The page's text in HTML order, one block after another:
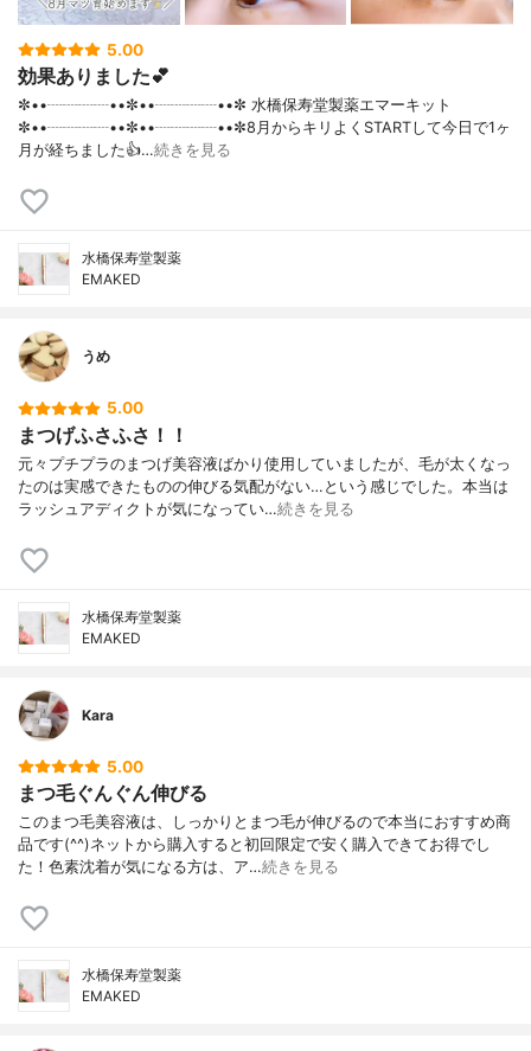
5.00
効果ありました💕
✼••┈┈┈┈••✼••┈┈┈┈••✼ 水橋保寿堂製薬エマーキット
✼••┈┈┈┈••✼••┈┈┈┈••✼8月からキリよくSTARTして今日で1ヶ
月が経ちました👍…続きを見る
水橋保寿堂製薬
EMAKED
うめ
5.00
まつげふさふさ！！
元々プチプラのまつげ美容液ばかり使用していましたが、毛が太くなっ
たのは実感できたものの伸びる気配がない…という感じでした。本当は
ラッシュアディクトが気になってい…続きを見る
水橋保寿堂製薬
EMAKED
Kara
5.00
まつ毛ぐんぐん伸びる
このまつ毛美容液は、しっかりとまつ毛が伸びるので本当におすすめ商
品です(^^)ネットから購入すると初回限定で安く購入できてお得でし
た！色素沈着が気になる方は、ア…続きを見る
水橋保寿堂製薬
EMAKED